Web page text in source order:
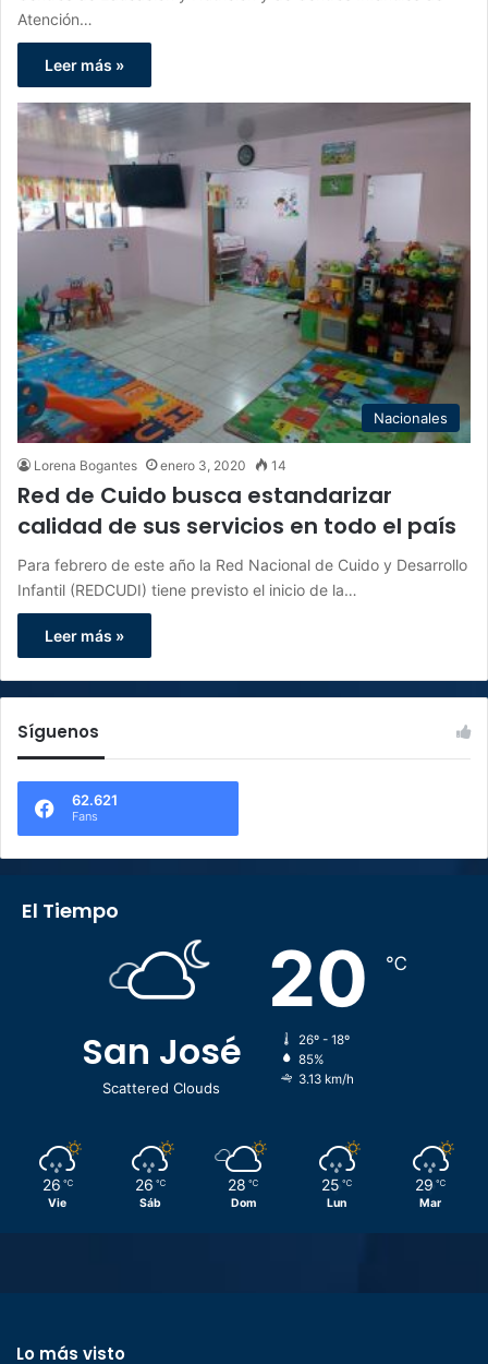
Atención…
Leer más »
Nacionales
Lorena Bogantes enero 3, 2020 14
Red de Cuido busca estandarizar
calidad de sus servicios en todo el país
Para febrero de este año la Red Nacional de Cuido y Desarrollo
Infantil (REDCUDI) tiene previsto el inicio de la…
Leer más »
Síguenos
62.621
Fans
El Tiempo
San José
Scattered Clouds
20 ℃
26º - 18º
85%
3.13 km/h
26 ℃
Vie
26 ℃
Sáb
28 ℃
Dom
25 ℃
Lun
29 ℃
Mar
Lo más visto